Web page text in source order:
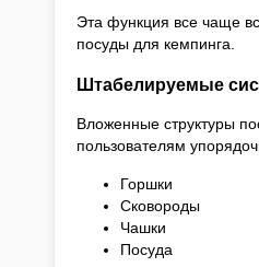
Эта функция все чаще
посуды для кемпинга.
Штабелируемые
Вложенные структуры
пользователям
Горшки
Сковороды
Чашки
Посуда